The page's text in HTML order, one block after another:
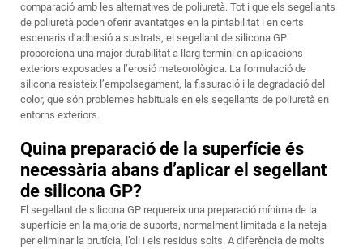
comparació amb les alternatives de poliuretà. Tot i que els segellants
de poliuretà poden oferir avantatges en la pintabilitat i en certs
escenaris d’adhesió a sustrats, el segellant de silicona GP
proporciona una major durabilitat a llarg termini en aplicacions
exteriors exposades a l’erosió meteorològica. La formulació de
silicona resisteix l’empolsegament, la fissuració i la degradació del
color, que són problemes habituals en els segellants de poliuretà en
entorns exteriors.
Quina preparació de la superfície és
necessària abans d’aplicar el segellant
de silicona GP?
El segellant de silicona GP requereix una preparació mínima de la
superfície en la majoria de suports, normalment limitada a la neteja
per eliminar la brutícia, l’oli i els residus solts. A diferència de molts